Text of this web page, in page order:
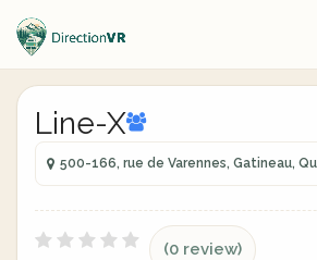
Line-X
500-166, rue de Varennes, Gatineau,
(0 review)